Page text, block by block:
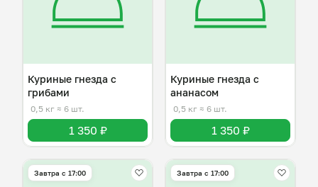
Куриные гнезда с
грибами
0,5 кг ≈ 6 шт.
1 350 ₽
Куриные гнезда с
ананасом
0,5 кг ≈ 6 шт.
1 350 ₽
Завтра c 17:00 Завтра c 17:00